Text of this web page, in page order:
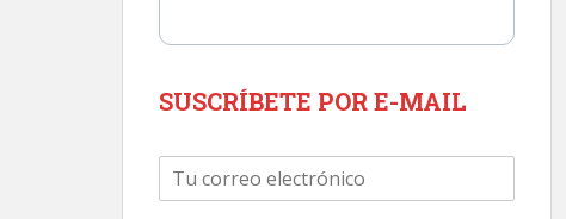
SUSCRÍBETE POR E-MAIL
C